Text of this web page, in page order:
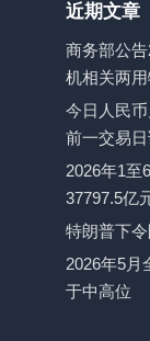
近期文章
商务部公
机相关两
今日人民
前一交易
2026年1至
37797.5亿
特朗普下
2026年5月
于中高位